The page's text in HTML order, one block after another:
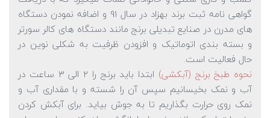
گواهی نامه ثبت برند بهزاد در سال 91 و اضافه نمودن دستگاه
های مدرن در صنایع تبدیلی برنج مانند دستگاه های کالر سورتر
و بسته بندی اتوماتیک و افزودن ظرفیت به شکلی نوین در
حال فعالیت است.
نحوه طبخ برنج (آبکشی)
ابتدا باید برنج را 2 الی 3 ساعت در
آب و نمک بخیسانیم سپس آن را شسته و با مقداری آب و
نمک روی حرارت بگذاریم تا به جوش بیاید. برای آبکش کردن